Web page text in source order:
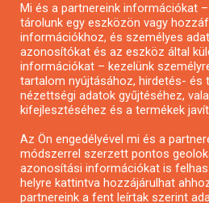
Pályázatírás civil szervezeteknek
Pályázatírás önkormányzatoknak
Pályázatfigyelés
Specifikus pályázatfigyelés vagy
Pályázatok magánszemélyeknek
Mi és a partnereink információkat
tárolunk egy eszközön vagy
információkhoz, és személyes
azonosítókat és az eszköz által
információkat – kezelünk
tartalom nyújtásához, hirdetés- és
nézettségi adatok gyűjtéséhez,
kifejlesztéséhez és a termékek
Az Ön engedélyével mi és a
módszerrel szerzett pontos
azonosítási információkat is
helyre kattintva hozzájárulhat
partnereink a fent leírtak szerint